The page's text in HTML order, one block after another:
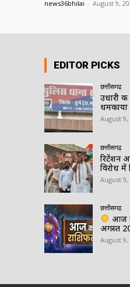
news36bhilai - August 9,
EDITOR PICKS
छत्तीसगढ़
उधारी
धमकाया
August 9,
छत्तीसगढ़
रिटेंशन
विरोध में
August 9,
छत्तीसगढ़
आज
अगस्त
August 9,